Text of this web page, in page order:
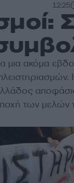
12:25
μια ακόμα
των μελών